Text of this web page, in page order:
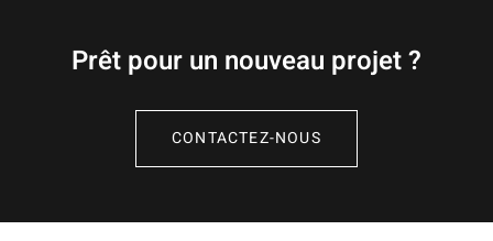
Prêt pour un nouveau projet ?
CONTACTEZ-NOUS